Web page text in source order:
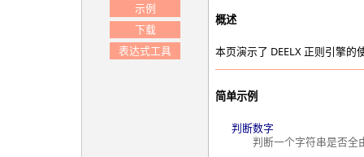
示例
下载
表达式工具
概述
本页演示了 DEELX 正则引擎的
简单示例
判断数字
判断一个字符串是否全